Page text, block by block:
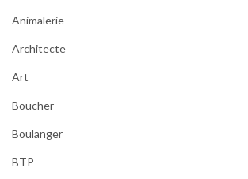
Animalerie
Architecte
Art
Boucher
Boulanger
BTP